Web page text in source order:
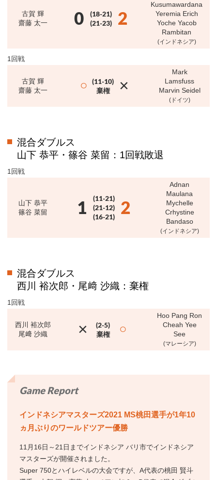
古賀 輝
齋藤 太一
0
(18-21)
(21-23)
2
Kusumawardana
Yeremia Erich
Yoche Yacob
Rambitan
(インドネシア)
1回戦
古賀 輝
齋藤 太一
○
(11-10)
棄権
×
Mark
Lamsfuss
Marvin Seidel
(ドイツ)
混合ダブルス
山下 恭平・篠谷 菜留：1回戦敗退
1回戦
山下 恭平
篠谷 菜留
1
(11-21)
(21-12)
(16-21)
2
Adnan
Maulana
Mychelle
Crhystine
Bandaso
(インドネシア)
混合ダブルス
西川 裕次郎・尾﨑 沙織：棄権
1回戦
西川 裕次郎
尾﨑 沙織
×
(2-5)
棄権
○
Hoo Pang Ron
Cheah Yee
See
(マレーシア)
Game Report
インドネシアマスターズ2021 MS桃田選手が1年10
ヵ月ぶりのワールドツアー優勝
11月16日～21日までインドネシア バリ市でインドネシア
マスターズが開催されました。
Super 750とハイレベルの大会ですが、A代表の桃田 賢斗